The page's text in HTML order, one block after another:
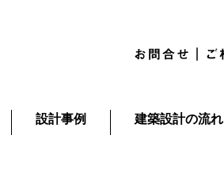
設計事例 建築設計の流れ